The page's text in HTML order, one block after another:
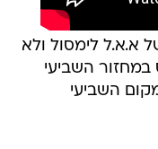
א.א.ל לימסול ולא
סלמיס במחזור השביעי
השביעי